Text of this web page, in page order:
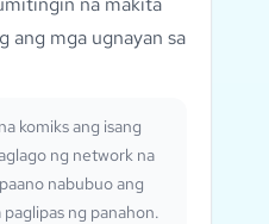
ang mga ugnayan sa
komiks ang isang
ng network na
nabubuo ang
ng panahon.